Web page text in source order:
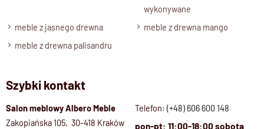
wykonywane
meble z jasnego drewna
meble z drewna mango
meble z drewna palisandru
Szybki kontakt
Salon meblowy Albero Meble
Zakopiańska 105, 30-418 Kraków
Telefon: (+48) 606 600 148
pon-pt: 11:00-18:00 sobota